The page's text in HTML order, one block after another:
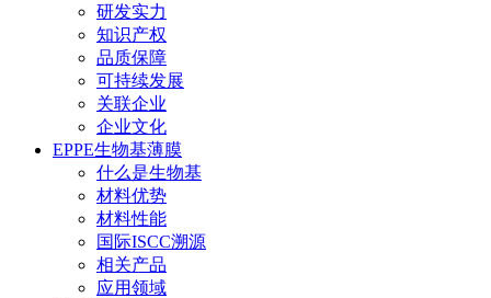
研发实力
知识产权
品质保障
可持续发展
关联企业
企业文化
EPPE生物基薄膜
什么是生物基
材料优势
材料性能
国际ISCC溯源
相关产品
应用领域